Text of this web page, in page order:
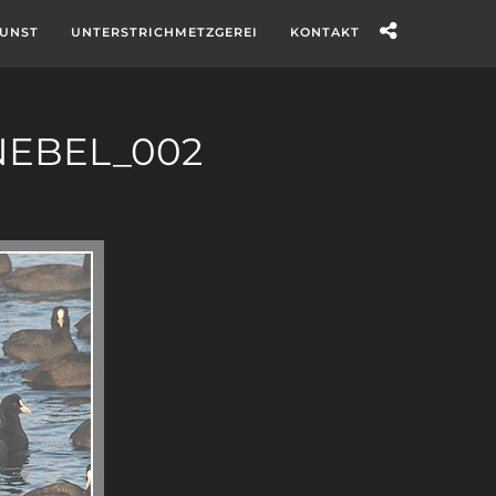
UNTERSTRICHMETZGEREI KONTAKT